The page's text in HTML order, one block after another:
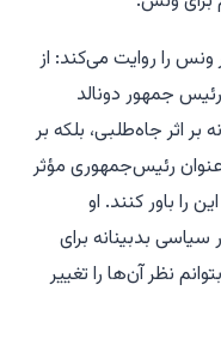
را روایت می‌کند: از
جمهور دونالد
بر اثر جاه‌طلبی، بلکه بر
رئیس‌جمهوری مؤثر
را باور کنند. او
بدبینانه برای
نظر آن‌ها را تغییر